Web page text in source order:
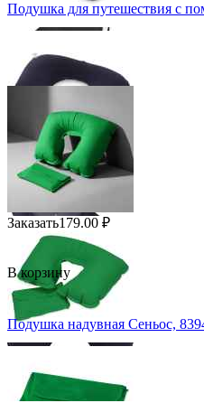
Подушка для путешествия с
Заказать179.00 ₽
В корзину
Подушка надувная Сеньос,